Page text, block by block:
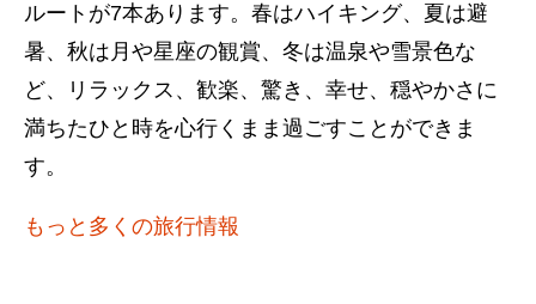
ルートが7本あります。春はハイキング、夏は避
暑、秋は月や星座の観賞、冬は温泉や雪景色な
ど、リラックス、歓楽、驚き、幸せ、穏やかさに
満ちたひと時を心行くまま過ごすことができま
す。
もっと多くの旅行情報